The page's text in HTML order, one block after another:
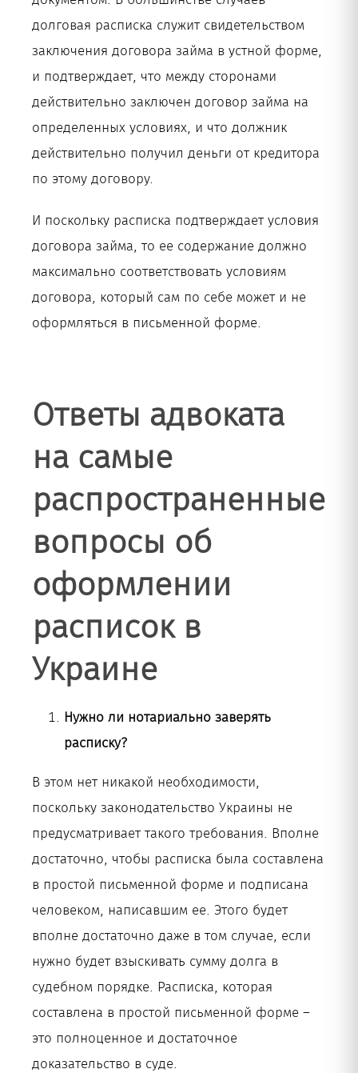
долговая расписка служит свидетельством
заключения договора займа в устной форме,
и подтверждает, что между сторонами
действительно заключен договор займа на
определенных условиях, и что должник
действительно получил деньги от кредитора
по этому договору.
И поскольку расписка подтверждает условия
договора займа, то ее содержание должно
максимально соответствовать условиям
договора, который сам по себе может и не
оформляться в письменной форме.
Ответы адвоката
на самые
распространенные
вопросы об
оформлении
расписок в
Украине
Нужно ли нотариально заверять
расписку?
В этом нет никакой необходимости,
поскольку законодательство Украины не
предусматривает такого требования. Вполне
достаточно, чтобы расписка была составлена
в простой письменной форме и подписана
человеком, написавшим ее. Этого будет
вполне достаточно даже в том случае, если
нужно будет взыскивать сумму долга в
судебном порядке. Расписка, которая
составлена в простой письменной форме –
это полноценное и достаточное
доказательство в суде.